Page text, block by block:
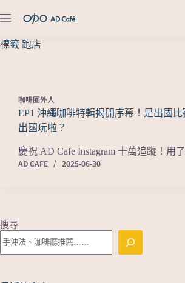
標籤 跑店
咖啡圈外人
EP1 沖繩咖啡特輯揭開序幕！是出國比
出國玩啦？
慶祝 AD Cafe Instagram 十萬追蹤！用
AD CAFE
2025-06-30
搜尋